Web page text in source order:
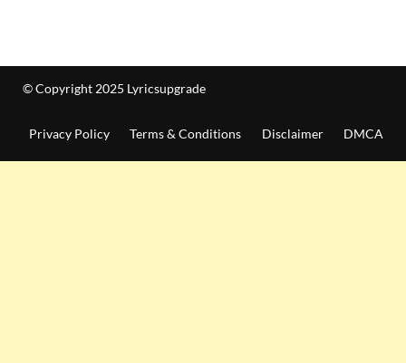
© Copyright 2025 Lyricsupgrade
Privacy Policy Terms & Conditions Disclaimer DMCA